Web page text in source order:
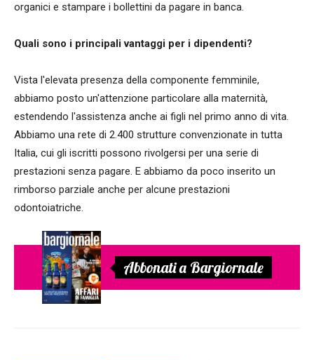
organici e stampare i bollettini da pagare in banca.
Quali sono i principali vantaggi per i dipendenti?
Vista l'elevata presenza della componente femminile,
abbiamo posto un'attenzione particolare alla maternità,
estendendo l'assistenza anche ai figli nel primo anno di vita.
Abbiamo una rete di 2.400 strutture convenzionate in tutta
Italia, cui gli iscritti possono rivolgersi per una serie di
prestazioni senza pagare. E abbiamo da poco inserito un
rimborso parziale anche per alcune prestazioni
odontoiatriche.
Abbonati a Bargiornale